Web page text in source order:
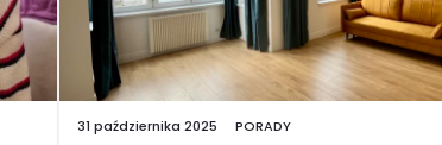
31 października 2025 PORADY